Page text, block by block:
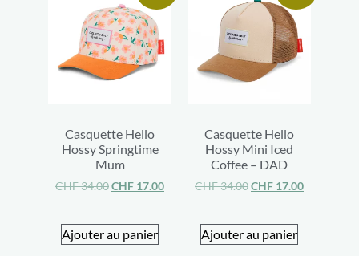
Casquette Hello
Hossy Springtime
Mum
CHF34.00CHF 17.00
Ajouter au panier
Casquette Hello
Hossy Mini Iced
Coffee – DAD
CHF34.00CHF 17.00
Ajouter au panier